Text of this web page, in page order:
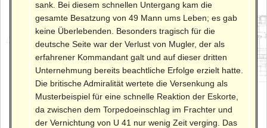
sank. Bei diesem schnellen Untergang kam die
gesamte Besatzung von 49 Mann ums Leben; es gab
keine Überlebenden. Besonders tragisch für die
deutsche Seite war der Verlust von Mugler, der als
erfahrener Kommandant galt und auf dieser dritten
Unternehmung bereits beachtliche Erfolge erzielt hatte.
Die britische Admiralität wertete die Versenkung als
Musterbeispiel für eine schnelle Reaktion der Eskorte,
da zwischen dem Torpedoeinschlag im Frachter und
der Vernichtung von U 41 nur wenig Zeit verging. Das